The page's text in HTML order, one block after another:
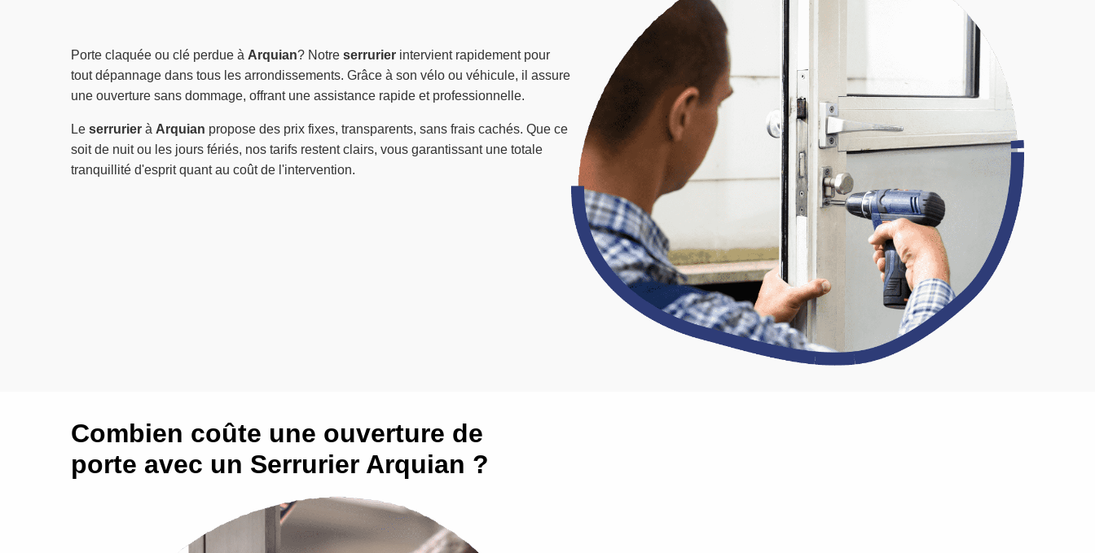
Porte claquée ou clé perdue à Arquian? Notre serrurier intervient rapidement pour
tout dépannage dans tous les arrondissements. Grâce à son vélo ou véhicule, il assure
une ouverture sans dommage, offrant une assistance rapide et professionnelle.
Le serrurier à Arquian propose des prix fixes, transparents, sans frais cachés. Que ce
soit de nuit ou les jours fériés, nos tarifs restent clairs, vous garantissant une totale
tranquillité d'esprit quant au coût de l'intervention.
Combien coûte une ouverture de
porte avec un Serrurier Arquian ?